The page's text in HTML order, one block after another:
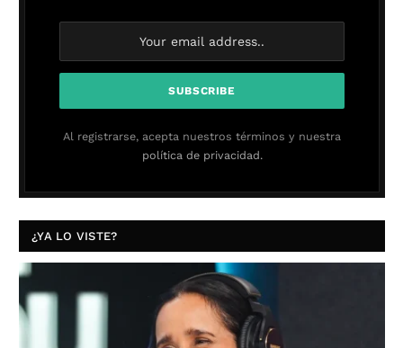
Al registrarse, acepta nuestros términos y nuestra
política de privacidad.
¿YA LO VISTE?